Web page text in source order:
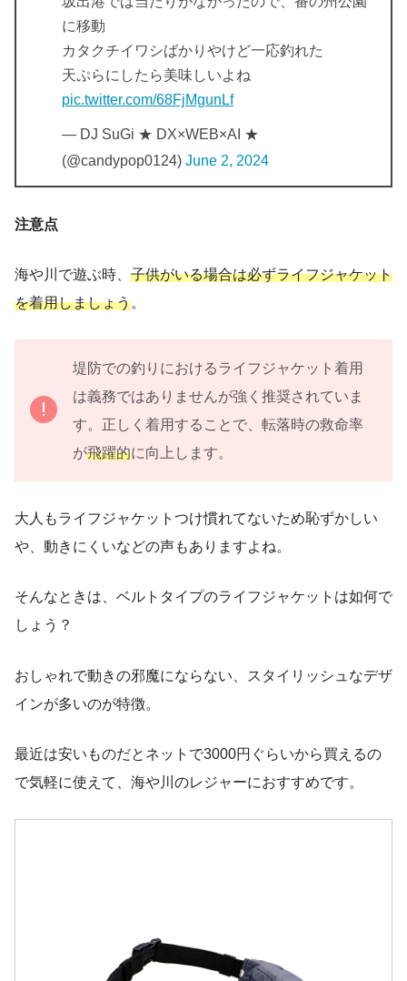
に移動
カタクチイワシばかりやけど一応釣れた
天ぷらにしたら美味しいよね
pic.twitter.com/68FjMgunLf
— DJ SuGi ★ DX×WEB×AI ★
(@candypop0124) June 2, 2024
注意点
海や川で遊ぶ時、 子供がいる場合は必ずライフジャケット
を着用しましょう。
堤防での釣りにおけるライフジャケット着用
は義務ではありませんが強く推奨されていま
す。正しく着用することで、転落時の救命率
が飛躍的に向上します。
大人もライフジャケットつけ慣れてないため恥ずかしい
や、動きにくいなどの声もありますよね。
そんなときは、ベルトタイプのライフジャケットは如何で
しょう？
おしゃれで動きの邪魔にならない、スタイリッシュなデザ
インが多いのが特徴。
最近は安いものだとネットで3000円ぐらいから買えるの
で気軽に使えて、海や川のレジャーにおすすめです。